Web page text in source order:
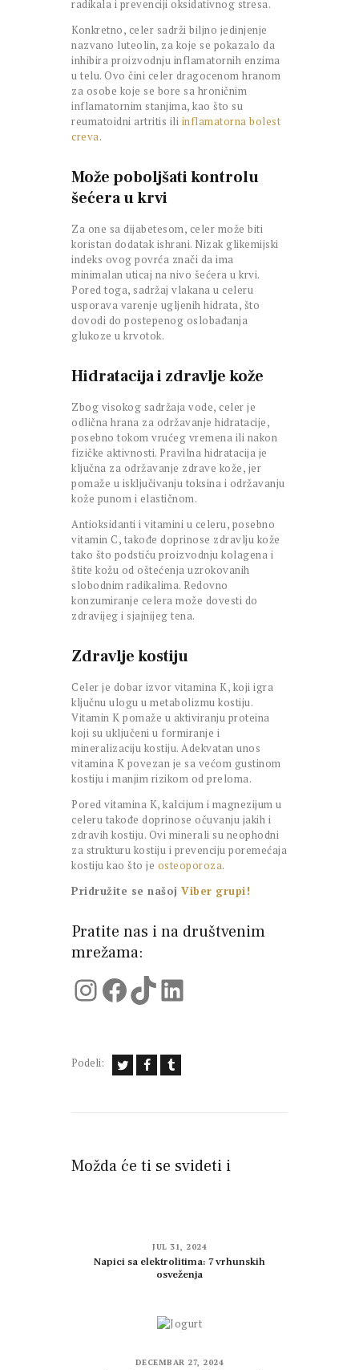
radikala i prevenciji oksidativnog stresa.
Konkretno, celer sadrži biljno jedinjenje
nazvano luteolin, za koje se pokazalo da
inhibira proizvodnju inflamatornih enzima
u telu. Ovo čini celer dragocenom hranom
za osobe koje se bore sa hroničnim
inflamatornim stanjima, kao što su
reumatoidni artritis ili inflamatorna bolest
creva.
Može poboljšati kontrolu
šećera u krvi
Za one sa dijabetesom, celer može biti
koristan dodatak ishrani. Nizak glikemijski
indeks ovog povrća znači da ima
minimalan uticaj na nivo šećera u krvi.
Pored toga, sadržaj vlakana u celeru
usporava varenje ugljenih hidrata, što
dovodi do postepenog oslobađanja
glukoze u krvotok.
Hidratacija i zdravlje kože
Zbog visokog sadržaja vode, celer je
odlična hrana za održavanje hidratacije,
posebno tokom vrućeg vremena ili nakon
fizičke aktivnosti. Pravilna hidratacija je
ključna za održavanje zdrave kože, jer
pomaže u isključivanju toksina i održavanju
kože punom i elastičnom.
Antioksidanti i vitamini u celeru, posebno
vitamin C, takođe doprinose zdravlju kože
tako što podstiču proizvodnju kolagena i
štite kožu od oštećenja uzrokovanih
slobodnim radikalima. Redovno
konzumiranje celera može dovesti do
zdravijeg i sjajnijeg tena.
Zdravlje kostiju
Celer je dobar izvor vitamina K, koji igra
ključnu ulogu u metabolizmu kostiju.
Vitamin K pomaže u aktiviranju proteina
koji su uključeni u formiranje i
mineralizaciju kostiju. Adekvatan unos
vitamina K povezan je sa većom gustinom
kostiju i manjim rizikom od preloma.
Pored vitamina K, kalcijum i magnezijum u
celeru takođe doprinose očuvanju jakih i
zdravih kostiju. Ovi minerali su neophodni
za strukturu kostiju i prevenciju poremećaja
kostiju kao što je osteoporoza.
Pridružite se našoj Viber grupi!
Pratite nas i na društvenim
mrežama:
Instagram
Facebook
TikTok
LinkedIn
Podeli:
Možda će ti se svideti i
JUL 31, 2024
Napici sa elektrolitima: 7 vrhunskih
osveženja
DECEMBAR 27, 2024